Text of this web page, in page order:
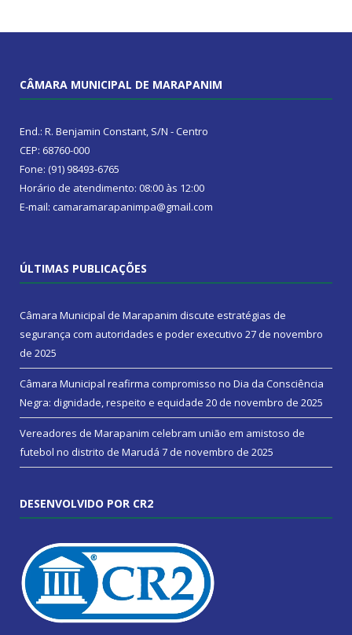
CÂMARA MUNICIPAL DE MARAPANIM
End.: R. Benjamin Constant, S/N - Centro
CEP: 68760-000
Fone: (91) 98493-6765
Horário de atendimento: 08:00 às 12:00
E-mail: camaramarapanimpa@gmail.com
ÚLTIMAS PUBLICAÇÕES
Câmara Municipal de Marapanim discute estratégias de
segurança com autoridades e poder executivo 27 de novembro
de 2025
Câmara Municipal reafirma compromisso no Dia da Consciência
Negra: dignidade, respeito e equidade 20 de novembro de 2025
Vereadores de Marapanim celebram união em amistoso de
futebol no distrito de Marudá 7 de novembro de 2025
DESENVOLVIDO POR CR2